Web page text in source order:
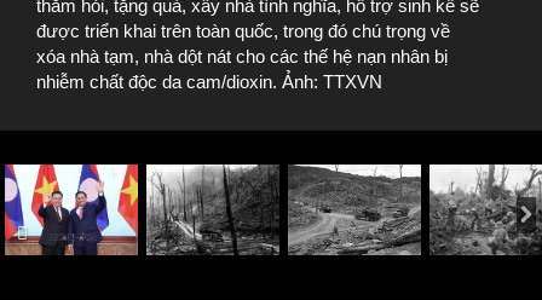
thăm hỏi, tặng quà, xây nhà tình nghĩa, hỗ trợ sinh kế sẽ
được triển khai trên toàn quốc, trong đó chú trọng về
xóa nhà tạm, nhà dột nát cho các thế hệ nạn nhân bị
nhiễm chất độc da cam/dioxin. Ảnh: TTXVN